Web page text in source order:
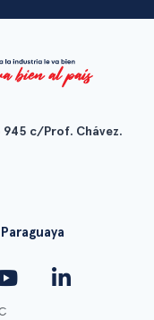
945 c/Prof. Chávez.